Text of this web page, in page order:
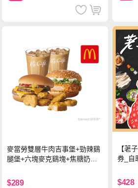
麥當勞雙層牛肉吉事堡+勁辣鷄
腿堡+六塊麥克鷄塊+焦糖奶茶
$289
【荖
券_自
$428